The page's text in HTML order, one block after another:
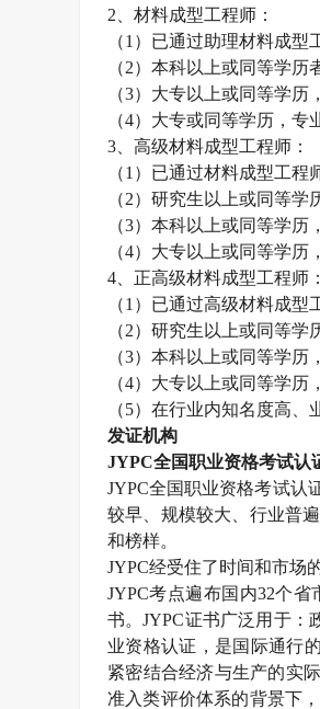
2 、材料成型工程师：
（1 ）已通过助理材料成型
（2）本科以上或同等学历
（3）大专以上或同等学历
（4）大专或同等学历，专
3 、高级材料成型工程师：
（1 ）已通过材料成型工程
（2）研究生以上或同等学
（3）本科以上或同等学历
（4）大专以上或同等学历
4 、正高级材料成型工程师：
（1 ）已通过高级材料成型
（2）研究生以上或同等学
（3）本科以上或同等学历
（4）大专以上或同等学历
（5）在行业内知名度高、
发证机构
JYPC全国职业资格考试认
JYPC全国职业资格考试认
较早、规模较大、行业普
和榜样。
JYPC经受住了时间和市场
JYPC考点遍布国内32个省
书。JYPC证书广泛用于：
业资格认证，是国际通行
紧密结合经济与生产的实
准入类评价体系的背景下，